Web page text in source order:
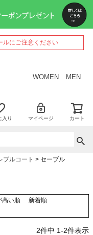
ルにご注意ください
WOMEN MEN
入り マイページ カート
ブルコート セーブル
高い順
新着順
2件中 1-2件表示